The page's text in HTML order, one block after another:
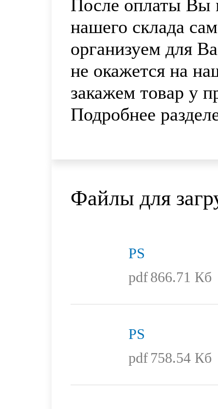
После оплаты Вы
нашего склада
организуем для
не окажется на
закажем товар у
Подробнее
Файлы для
PS
pdf866.71 Кб
PS
pdf 758.54 Кб